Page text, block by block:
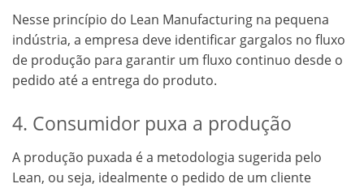
Nesse princípio do Lean Manufacturing na pequena
indústria, a empresa deve identificar gargalos no fluxo
de produção para garantir um fluxo continuo desde o
pedido até a entrega do produto.
4. Consumidor puxa a produção
A produção puxada é a metodologia sugerida pelo
Lean, ou seja, idealmente o pedido de um cliente